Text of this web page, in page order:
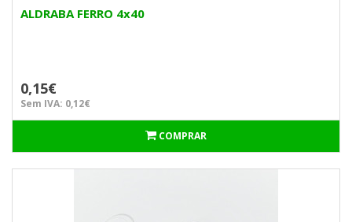
ALDRABA FERRO 4x40
0,15€
Sem IVA: 0,12€
COMPRAR